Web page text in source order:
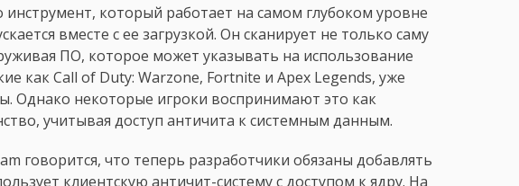
который работает на самом глубоком уровне
вместе с ее загрузкой. Он сканирует не только саму
ПО, которое может указывать на использование
как Call of Duty: Warzone, Fortnite и Apex Legends, уже
Однако некоторые игроки воспринимают это как
учитывая доступ античита к системным данным.
говорится, что теперь разработчики обязаны добавлять
клиентскую античит-систему с доступом к ядру. На